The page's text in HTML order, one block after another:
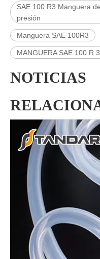
SAE 100 R3 Manguera
presión
Manguera SAE 100R3
MANGUERA SAE 100 R 3
NOTICIAS